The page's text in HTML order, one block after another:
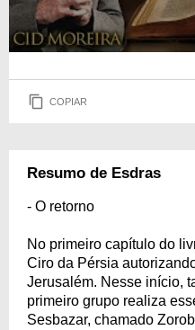
COPIAR
Resumo de Esdras
- O retorno
No primeiro capítulo do
Ciro da Pérsia
Jerusalém. Nesse início,
primeiro grupo realiza
Sesbazar, chamado